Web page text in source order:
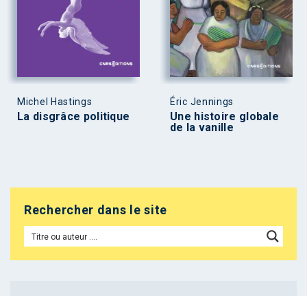
Michel Hastings
La disgrâce politique
Éric Jennings
Une histoire globale
de la vanille
Rechercher dans le site